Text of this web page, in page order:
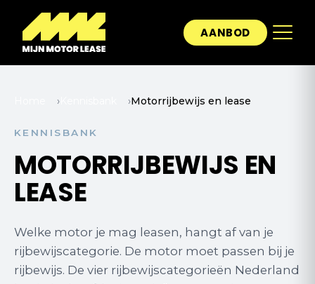
AANBOD
› ›Motorrijbewijs en lease
KENNISBANK
MOTORRIJBEWIJS EN
LEASE
Welke motor je mag leasen, hangt af van je
rijbewijscategorie. De motor moet passen bij je
rijbewijs. De vier rijbewijscategorieën Nederland